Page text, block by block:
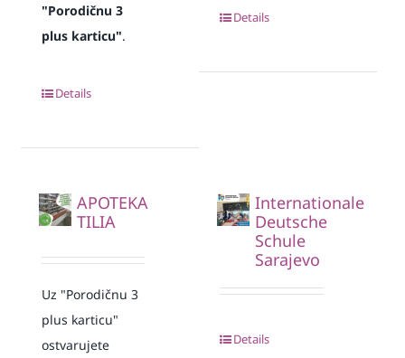
"Porodičnu 3
plus karticu".
Details
Details
APOTEKA
TILIA
Uz "Porodičnu 3
plus karticu"
ostvarujete
Internationale
Deutsche
Schule
Sarajevo
Details